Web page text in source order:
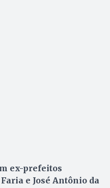
ex-prefeitos
e José Antônio da